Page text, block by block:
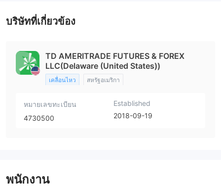
บริษัทที่เกี่ยวข้อง
TD AMERITRADE FUTURES & FOREX
LLC(Delaware (United States))
เคลื่อนไหว สหรัฐอเมริกา
หมายเลขทะเบียน
4730500
Established
2018-09-19
พนักงาน